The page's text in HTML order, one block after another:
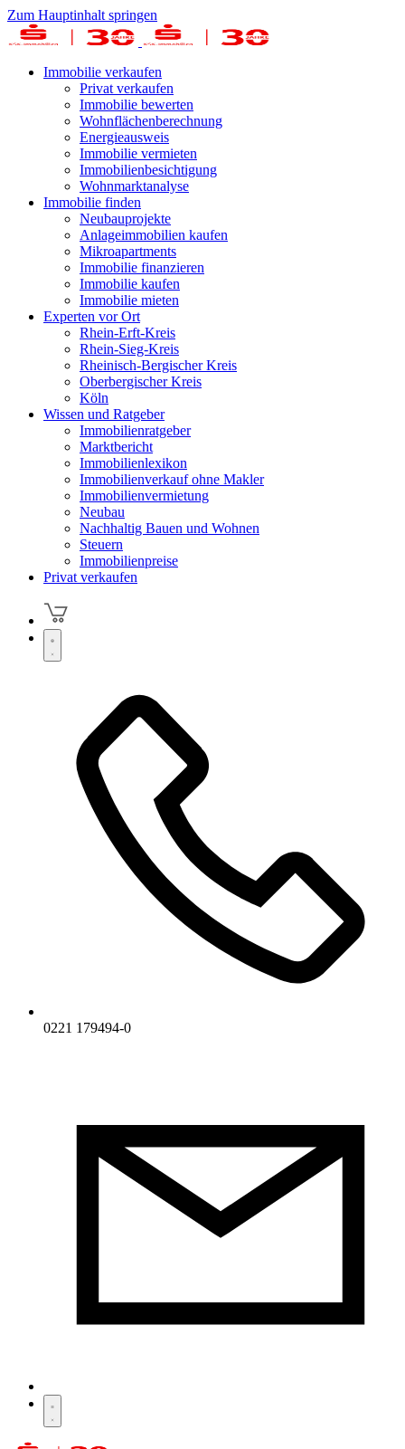
Zum Hauptinhalt springen
Immobilie verkaufen
Privat verkaufen
Immobilie bewerten
Wohnflächenberechnung
Energieausweis
Immobilie vermieten
Immobilienbesichtigung
Wohnmarktanalyse
Immobilie finden
Neubauprojekte
Anlageimmobilien kaufen
Mikroapartments
Immobilie finanzieren
Immobilie kaufen
Immobilie mieten
Experten vor Ort
Rhein-Erft-Kreis
Rhein-Sieg-Kreis
Rheinisch-Bergischer Kreis
Oberbergischer Kreis
Köln
Wissen und Ratgeber
Immobilienratgeber
Marktbericht
Immobilienlexikon
Immobilienverkauf ohne Makler
Immobilienvermietung
Neubau
Nachhaltig Bauen und Wohnen
Steuern
Immobilienpreise
Privat verkaufen
0221 179494-0